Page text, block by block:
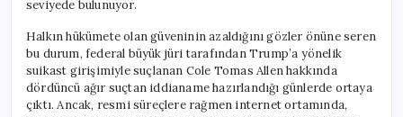
seviyede bulunuyor.
Halkın hükümete olan güveninin azaldığını gözler önüne seren
bu durum, federal büyük jüri tarafından Trump’a yönelik
suikast girişimiyle suçlanan Cole Tomas Allen hakkında
dördüncü ağır suçtan iddianame hazırlandığı günlerde ortaya
çıktı. Ancak, resmi süreçlere rağmen internet ortamında,